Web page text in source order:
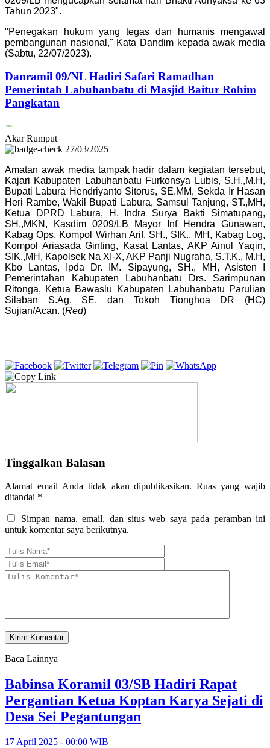
Tahun 2023".
"Penegakan hukum yang tegas dan humanis mengawal
pembangunan nasional," Kata Dandim kepada awak media
(Sabtu, 22/07/2023).
Danramil 09/NL Hadiri Safari Ramadhan
Pemerintah Labuhanbatu di Masjid Baitur Rohim
Pangkatan
Akar Rumput
27/03/2025
Amatan awak media tampak hadir dalam kegiatan tersebut,
Kajari Kabupaten Labuhanbatu Furkonsya Lubis, S.H.,M.H,
Bupati Labura Hendriyanto Sitorus, SE.MM, Sekda Ir Hasan
Heri Rambe, Wakil Bupati Labura, Samsul Tanjung, ST.,MH,
Ketua DPRD Labura, H. Indra Surya Bakti Simatupang,
SH.,MKN, Kasdim 0209/LB Mayor Inf Hendra Gunawan,
Kabag Ops, Kompol Wirhan Arif, SH., SIK., MH, Kabag Log,
Kompol Ariasada Ginting, Kasat Lantas, AKP Ainul Yaqin,
SIK.,MH, Kapolsek Na XI-X, AKP Panji Nugraha, S.T.K., M.H,
Kbo Lantas, Ipda Dr. IM. Sipayung, SH., MH, Asisten I
Pemerintahan Kabupaten Labuhanbatu Drs. Sarimpunan
Ritonga, Ketua Bawaslu Kabupaten Labuhanbatu Parulian
Silaban S.Ag. SE, dan Tokoh Tionghoa DR (HC)
Sujian/Acan. (Red)
Tinggalkan Balasan
Alamat email Anda tidak akan dipublikasikan. Ruas yang wajib
ditandai *
Simpan nama, email, dan situs web saya pada peramban ini
untuk komentar saya berikutnya.
Baca Lainnya
Babinsa Koramil 03/SB Hadiri Rapat
Pergantian Ketua Koptan Karya Sejati di
Desa Sei Pegantungan
17 April 2025 - 00:00 WIB